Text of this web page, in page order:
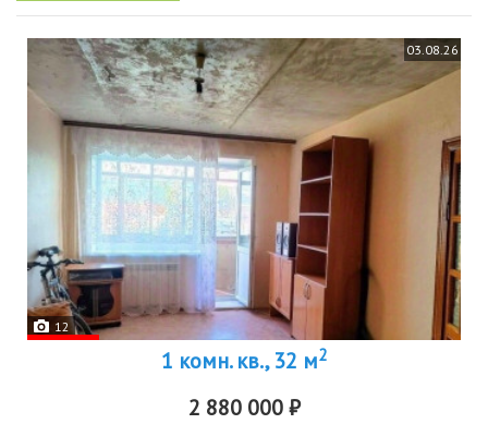
03.08.26
12
1 комн. кв., 32 м2
2 880 000 ₽